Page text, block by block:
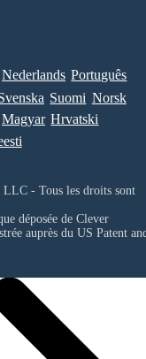
Nederlands Português
Suomi Norsk
Magyar Hrvatski
- Tous les droits sont
déposée de Clever
auprès du US Patent